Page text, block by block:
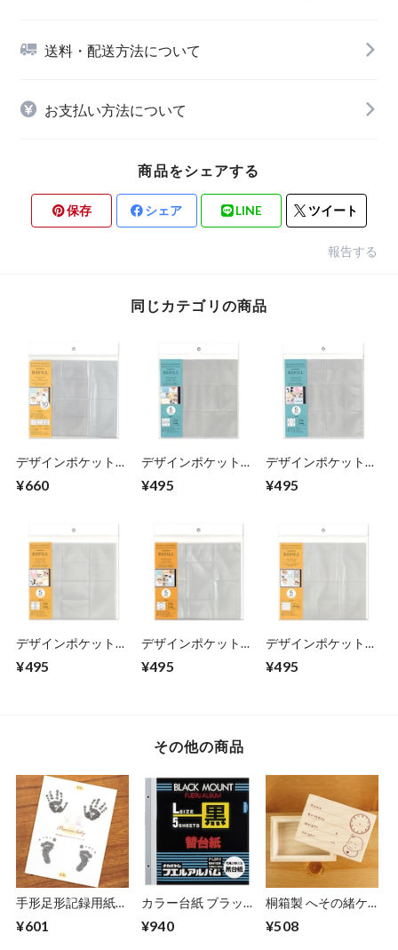
送料・配送方法について
お支払い方法について
商品をシェアする
保存 シェア LINE ツイート
報告する
同じカテゴリの商品
デザインポケットア
ータイプ） 専用リ
【07405】
¥660
デザインポケットア
ータイプ） 専用リ
ポケット DPA-REF-
L03 【07404】
¥495
デザインポケットア
ータイプ） 専用リ
ポケット DPA-REF-
¥495
デザインポケットア
ータイプ） 専用リ
¥495
デザインポケットア
ータイプ） 専用リ
¥495
デザインポケットア
ータイプ） 専用リ
¥495
その他の商品
手形足形記録用紙
紙2枚 専用インク付
¥601
カラー台紙 ブラッ
5 (5枚組)
¥940
桐箱製 へその緒ケ
い箱) IT-HESOC
¥508